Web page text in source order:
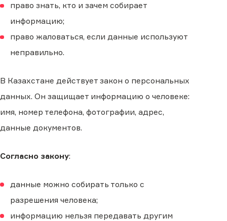
право знать, кто и зачем собирает
информацию;
право жаловаться, если данные используют
неправильно.
В Казахстане действует закон о персональных
данных. Он защищает информацию о человеке:
имя, номер телефона, фотографии, адрес,
данные документов.
Согласно закону:
данные можно собирать только с
разрешения человека;
информацию нельзя передавать другим